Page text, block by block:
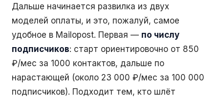
Дальше начинается развилка из двух
моделей оплаты, и это, пожалуй, самое
удобное в Mailopost. Первая — по числу
подписчиков: старт ориентировочно от 850
₽/мес за 1000 контактов, дальше по
нарастающей (около 23 000 ₽/мес за 100 000
подписчиков). Подходит тем, кто шлёт